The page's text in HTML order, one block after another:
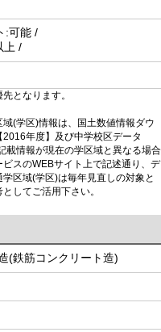
:可能 /
上 /
となります。
(学区)情報は、国土数値情報ダウ
年度】及び中学校区データ
載情報が現在の学区域と異なる場合
スのWEBサイト上で記述通り、デ
区域(学区)は毎年見直しの対象と
してご活用下さい。
(鉄筋コンクリート造)